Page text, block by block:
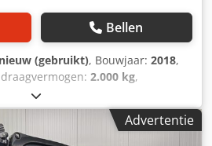
Bellen
(gebruikt), Bouwjaar: 2018,
2.000 kg,
, brandstoftype:
mm, Manufacturer +
/ 02 evo * EX * Proplan 2GD /
ID:26087.5931 Cat.:Used
Advertentie